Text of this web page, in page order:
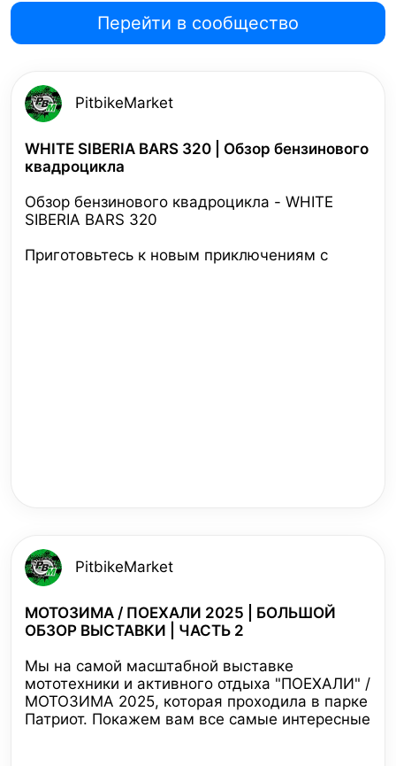
Перейти в сообщество
PitbikeMarket
WHITE SIBERIA BARS 320 | Обзор бензинового
квадроцикла
Обзор бензинового квадроцикла - WHITE
SIBERIA BARS 320
Приготовьтесь к новым приключениям с
PitbikeMarket
МОТОЗИМА / ПОЕХАЛИ 2025 | БОЛЬШОЙ
ОБЗОР ВЫСТАВКИ | ЧАСТЬ 2
Мы на самой масштабной выставке
мототехники и активного отдыха "ПОЕХАЛИ" /
МОТОЗИМА 2025, которая проходила в парке
Патриот. Покажем вам все самые интересные